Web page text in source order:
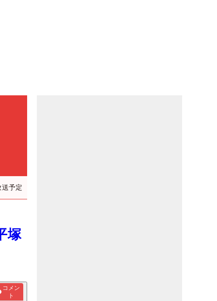
予定
塚
コメン
ト